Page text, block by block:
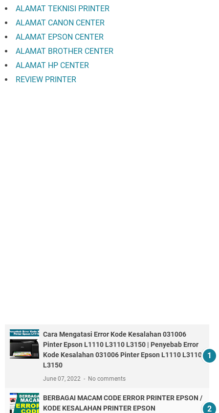
ALAMAT TEKNISI PRINTER
ALAMAT CANON CENTER
ALAMAT EPSON CENTER
ALAMAT BROTHER CENTER
ALAMAT HP CENTER
REVIEW PRINTER
Cara Mengatasi Error Kode Kesalahan 031006
Pinter Epson L1110 L3110 L3150 | Penyebab Error
Kode Kesalahan 031006 Pinter Epson L1110 L3110
L3150
June 07, 2022 No comments
BERBAGAI MACAM CODE ERROR PRINTER EPSON /
KODE KESALAHAN PRINTER EPSON